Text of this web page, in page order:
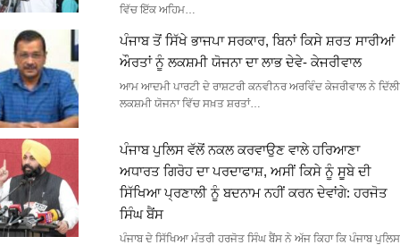
ਵਿੱਚ ਇੱਕ ਅਹਿਮ…
ਪੰਜਾਬ ਤੋਂ ਸਿੱਖੇ ਭਾਜਪਾ ਸਰਕਾਰ, ਬਿਨਾਂ ਕਿਸੇ ਸ਼ਰਤ ਸਾਰੀਆਂ
ਔਰਤਾਂ ਨੂੰ ਲਕਸ਼ਮੀ ਯੋਜਨਾ ਦਾ ਲਾਭ ਦੇਵੇ- ਕੇਜਰੀਵਾਲ
ਆਮ ਆਦਮੀ ਪਾਰਟੀ ਦੇ ਰਾਸ਼ਟਰੀ ਕਨਵੀਨਰ ਅਰਵਿੰਦ ਕੇਜਰੀਵਾਲ ਨੇ ਦਿੱਲੀ
ਲਕਸ਼ਮੀ ਯੋਜਨਾ ਵਿੱਚ ਸਖ਼ਤ ਸ਼ਰਤਾਂ…
ਪੰਜਾਬ ਪੁਲਿਸ ਵੱਲੋਂ ਨਕਲ ਕਰਵਾਉਣ ਵਾਲੇ ਹਰਿਆਣਾ
ਅਧਾਰਤ ਗਿਰੋਹ ਦਾ ਪਰਦਾਫਾਸ਼, ਅਸੀਂ ਕਿਸੇ ਨੂੰ ਸੂਬੇ ਦੀ
ਸਿੱਖਿਆ ਪ੍ਰਣਾਲੀ ਨੂੰ ਬਦਨਾਮ ਨਹੀਂ ਕਰਨ ਦੇਵਾਂਗੇ: ਹਰਜੋਤ
ਸਿੰਘ ਬੈਂਸ
ਪੰਜਾਬ ਦੇ ਸਿੱਖਿਆ ਮੰਤਰੀ ਹਰਜੋਤ ਸਿੰਘ ਬੈਂਸ ਨੇ ਅੱਜ ਕਿਹਾ ਕਿ ਪੰਜਾਬ ਪੁਲਿਸ